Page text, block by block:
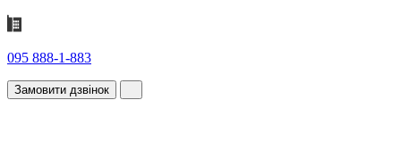
095 888-1-883
Замовити дзвінок